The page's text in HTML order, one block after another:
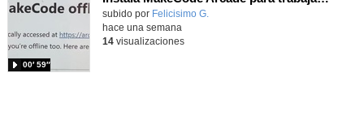
Contenido educativo.
subido por Felicisimo G.
00′ 59″
hace una semana
14visualizaciones